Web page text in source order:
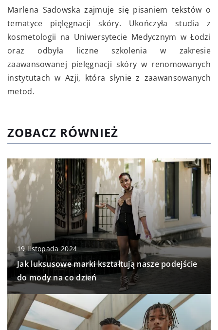
Marlena Sadowska zajmuje się pisaniem tekstów o
tematyce pięlęgnacji skóry. Ukończyła studia z
kosmetologii na Uniwersytecie Medycznym w Łodzi
oraz odbyła liczne szkolenia w zakresie
zaawansowanej pielęgnacji skóry w renomowanych
instytutach w Azji, która słynie z zaawansowanych
metod.
ZOBACZ RÓWNIEŻ
19 listopada 2024
Jak luksusowe marki kształtują nasze podejście
do mody na co dzień